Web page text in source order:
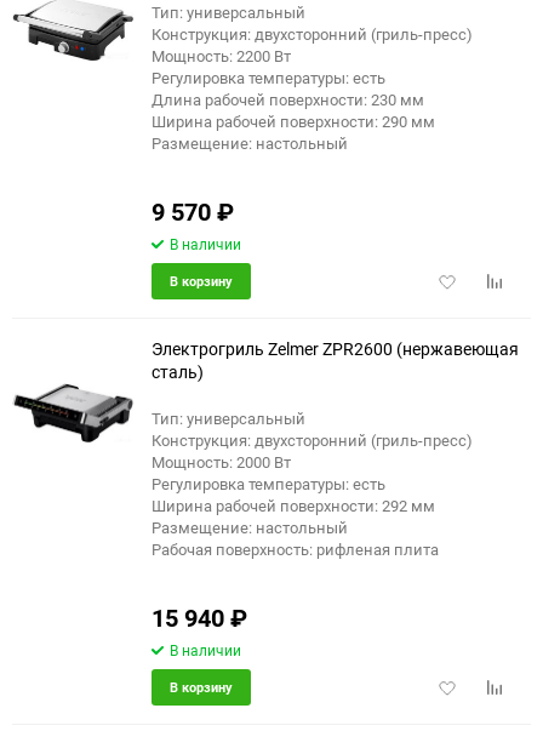
еще 3 фото
Тип: универсальный
Конструкция: двухсторонний (гриль-пресс)
Мощность: 2200 Вт
Регулировка температуры: есть
Длина рабочей поверхности: 230 мм
Ширина рабочей поверхности: 290 мм
Размещение: настольный
9 570₽
В наличии
Добавить
В корзину
Электрогриль Zelmer ZPR2600 (нержавеющая
сталь)
Тип: универсальный
Конструкция: двухсторонний (гриль-пресс)
Мощность: 2000 Вт
Регулировка температуры: есть
Ширина рабочей поверхности: 292 мм
Размещение: настольный
Рабочая поверхность: рифленая плита
15 940₽
В наличии
Добавить
В корзину